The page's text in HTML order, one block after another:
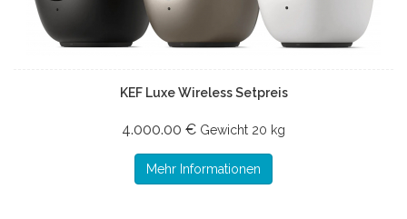
KEF Luxe Wireless Setpreis
4.000.00 € Gewicht 20 kg
Mehr Informationen